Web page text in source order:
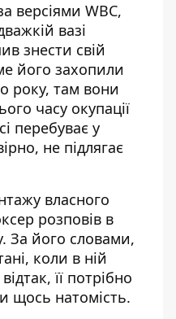
версіями WBC,
вазі
знести свій
його захопили
року, там вони
часу окупації
перебуває у
не підлягає
власного
розповів в
. За його словами,
коли в ній
її потрібно
щось натомість.